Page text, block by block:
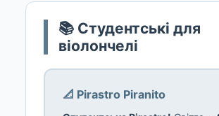
📚 Студентські для
віолончелі
📐 Pirastro Piranito